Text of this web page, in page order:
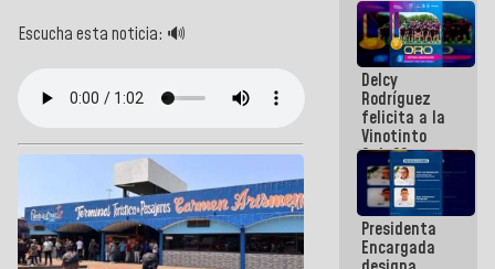
Escucha esta noticia: 🔊
Delcy
Rodríguez
felicita a la
Vinotinto
Sub 20
campeona
frente
México Sub
23 en los
Centroamericanos
Presidenta
Encargada